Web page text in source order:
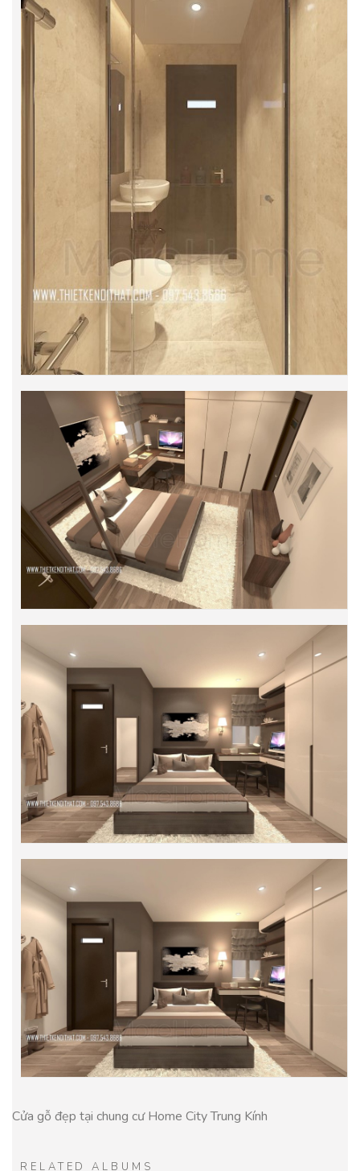
Cửa gỗ đẹp tại chung cư Home City Trung Kính
RELATED ALBUMS